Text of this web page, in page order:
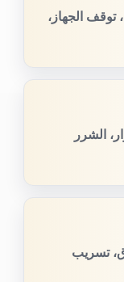
توقف الجهاز،
الشرر
تسريب